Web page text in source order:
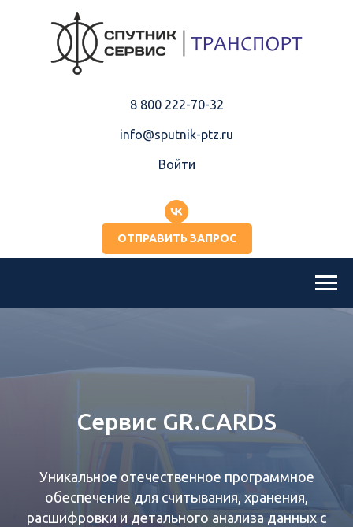
8 800 222-70-32
info@sputnik-ptz.ru
Войти
ОТПРАВИТЬ ЗАПРОС
Сервис GR.CARDS
Уникальное отечественное программное
обеспечение для считывания, хранения,
расшифровки и детального анализа данных с